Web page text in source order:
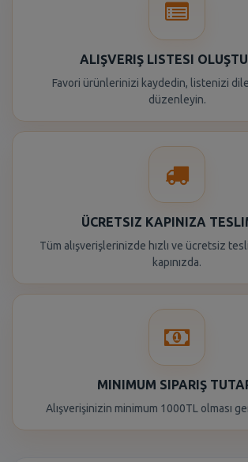
ALIŞVERIŞ LISTESI
Favori ürünlerinizi kaydedin, listenizi
düzenleyin.
ÜCRETSIZ KAPINIZA
Tüm alışverişlerinizde hızlı ve ücretsiz
kapınızda.
MINIMUM SIPARIŞ
Alışverişinizin minimum 1000TL olması